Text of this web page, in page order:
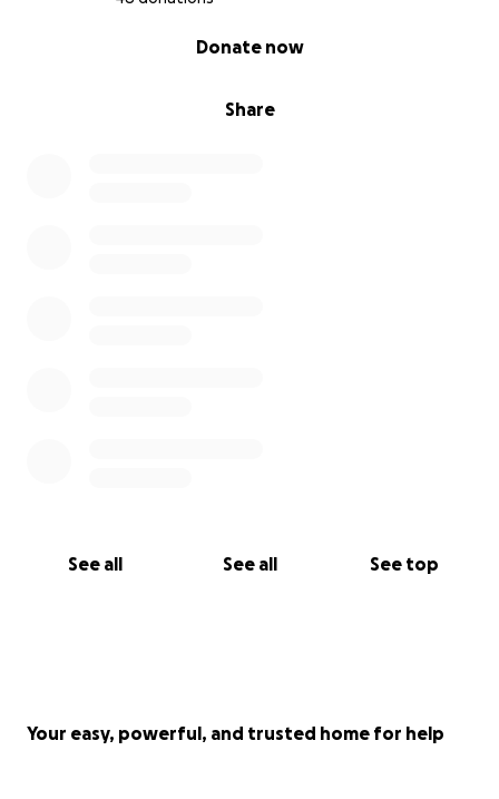
Share
Donate now
See all See all See top
Your easy, powerful, and trusted home for help